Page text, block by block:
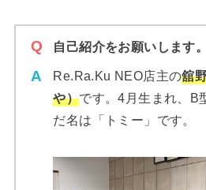
自己紹介をお願いします。
Re.Ra.Ku NEO店主の舘
や）です。4月生まれ、B
だ名は「トミー」です。